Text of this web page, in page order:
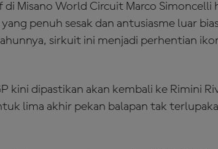
Misano World Circuit Marco Simoncelli
penuh sesak dan antusiasme luar
sirkuit ini menjadi perhentian
kini dipastikan akan kembali ke Rimini
lima akhir pekan balapan tak